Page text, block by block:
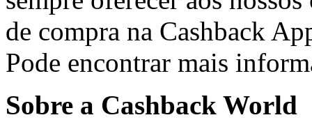
de compra na Cashback
Pode encontrar mais
Sobre a Cashback World